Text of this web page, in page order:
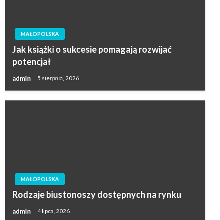
MAŁOPOLSKA
Jak książki o sukcesie pomagają rozwijać
potencjał
admin 5 sierpnia, 2026
MAŁOPOLSKA
Rodzaje biustonoszy dostępnych na rynku
admin 4 lipca, 2026